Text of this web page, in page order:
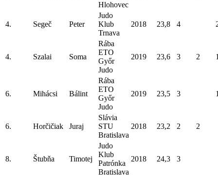
Hlohovec
4. Segeč Peter
Judo
Klub
Trnava
2018 23,8 4
4. Szalai Soma
Rába
ETO
Győr
Judo
2019 23,6 3 2
6. Mihácsi Bálint
Rába
ETO
Győr
Judo
2019 23,5 3
6. Horčičiak Juraj
Slávia
STU
Bratislava
2018 23,2 2 2
8. Štubňa Timotej
Judo
Klub
Patrónka
Bratislava
2018 24,3 3